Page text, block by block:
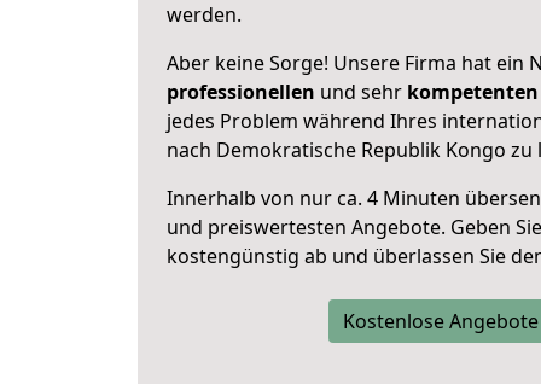
werden.
Aber keine Sorge! Unsere Firma hat ein
professionellen und sehr
jedes Problem während Ihres
nach Demokratische Republik Kongo zu
Innerhalb von nur ca. 4 Minuten
und preiswertesten Angebote. Geben
kostengünstig ab und überlassen Sie
Kostenlose